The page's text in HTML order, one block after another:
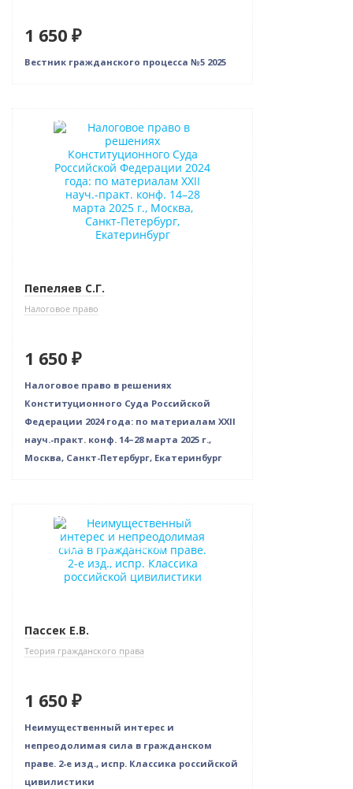
1 650 ₽
Вестник гражданского процесса №5 2025
Новинка
Пепеляев С.Г.
Налоговое право
1 650 ₽
Налоговое право в решениях
Конституционного Суда Российской
Федерации 2024 года: по материалам XXII
науч.-практ. конф. 14–28 марта 2025 г.,
Москва, Санкт-Петербург, Екатеринбург
Новинка
Индивидуальный подход
Пассек Е.В.
Теория гражданского права
1 650 ₽
Неимущественный интерес и
непреодолимая сила в гражданском
праве. 2-е изд., испр. Классика российской
цивилистики